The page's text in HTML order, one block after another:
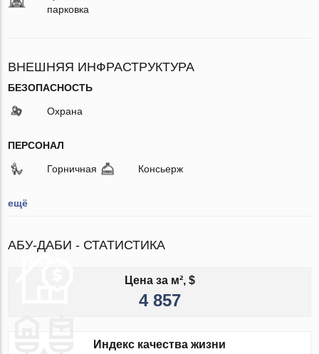
парковка
ВНЕШНЯЯ ИНФРАСТРУКТУРА
БЕЗОПАСНОСТЬ
Охрана
ПЕРСОНАЛ
Горничная Консьерж
ещё
АБУ-ДАБИ - СТАТИСТИКА
Цена за м², $
4 857
Индекс качества жизни